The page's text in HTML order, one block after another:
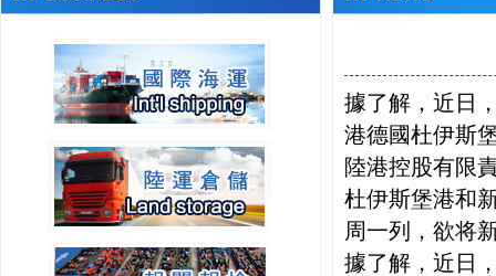
據了解，近日
港德國杜伊斯
陸港控股有限
杜伊斯堡港和
周一列，欲将
據了解，近日